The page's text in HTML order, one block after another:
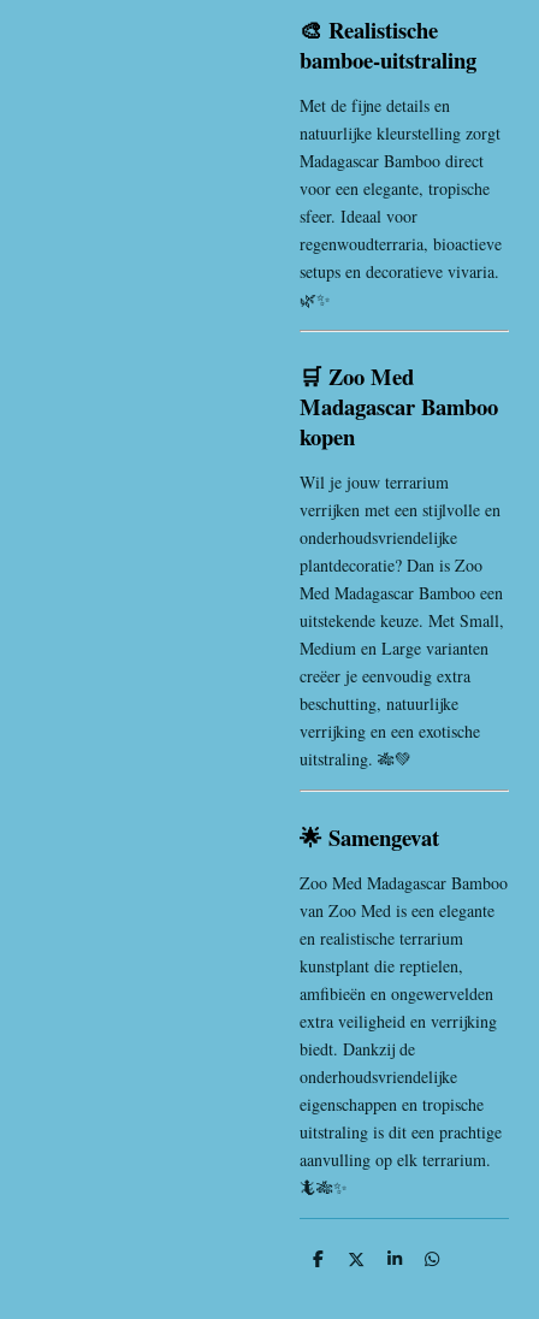
🎨 Realistische
bamboe-uitstraling
Met de fijne details en
natuurlijke kleurstelling zorgt
Madagascar Bamboo direct
voor een elegante, tropische
sfeer. Ideaal voor
regenwoudterraria, bioactieve
setups en decoratieve vivaria.
🌿✨
🛒 Zoo Med
Madagascar Bamboo
kopen
Wil je jouw terrarium
verrijken met een stijlvolle en
onderhoudsvriendelijke
plantdecoratie? Dan is Zoo
Med Madagascar Bamboo een
uitstekende keuze. Met Small,
Medium en Large varianten
creëer je eenvoudig extra
beschutting, natuurlijke
verrijking en een exotische
uitstraling. 🎋💚
🌟 Samengevat
Zoo Med Madagascar Bamboo
van Zoo Med is een elegante
en realistische terrarium
kunstplant die reptielen,
amfibieën en ongewervelden
extra veiligheid en verrijking
biedt. Dankzij de
onderhoudsvriendelijke
eigenschappen en tropische
uitstraling is dit een prachtige
aanvulling op elk terrarium.
🦎🎋✨
D
D
S
D